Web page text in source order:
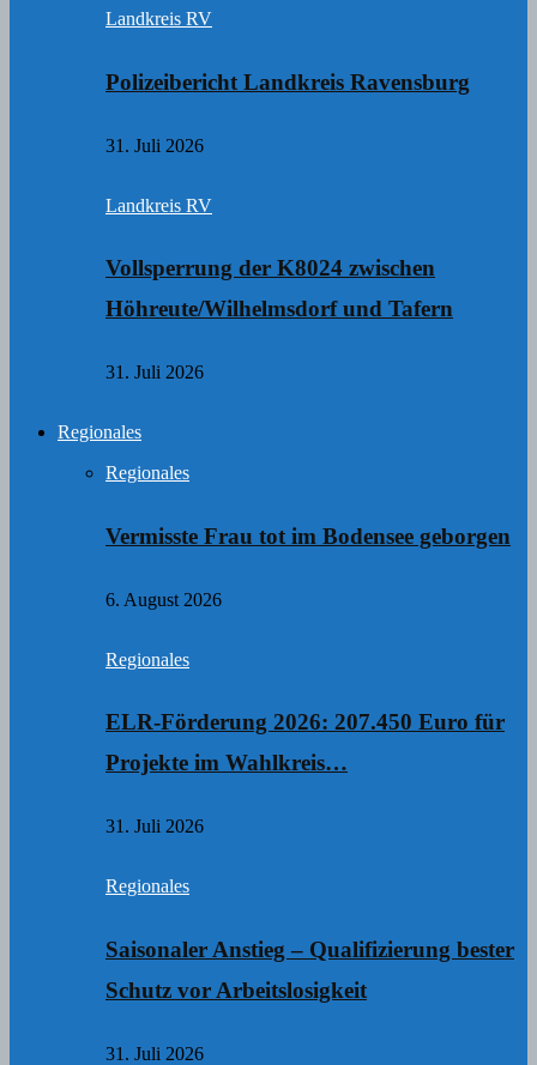
Landkreis RV
Polizeibericht Landkreis Ravensburg
31. Juli 2026
Landkreis RV
Vollsperrung der K8024 zwischen
Höhreute/Wilhelmsdorf und Tafern
31. Juli 2026
Regionales
Regionales
Vermisste Frau tot im Bodensee geborgen
6. August 2026
Regionales
ELR-Förderung 2026: 207.450 Euro für
Projekte im Wahlkreis…
31. Juli 2026
Regionales
Saisonaler Anstieg – Qualifizierung bester
Schutz vor Arbeitslosigkeit
31. Juli 2026